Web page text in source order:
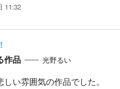
11:32
作品
光野るい
い雰囲気の作品でした。